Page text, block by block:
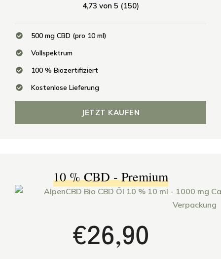
4,73 von 5 (150)
500 mg CBD (pro 10 ml)
Vollspektrum
100 % Biozertifiziert
Kostenlose Lieferung
JETZT KAUFEN
10 % CBD - Premium
€26,90